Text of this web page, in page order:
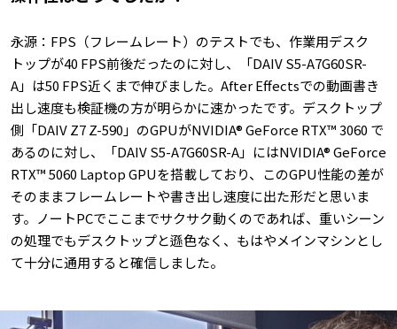
永源：FPS（フレームレート）のテストでも、作業用デスク
トップが40 FPS前後だったのに対し、「DAIV S5-A7G60SR-
A」は50 FPS近くまで伸びました。After Effectsでの動画書き
出し速度も検証機の方が明らかに速かったです。デスクトップ
側「DAIV Z7 Z-590」のGPUがNVIDIA® GeForce RTX™ 3060 で
あるのに対し、「DAIV S5-A7G60SR-A」にはNVIDIA® GeForce
RTX™ 5060 Laptop GPUを搭載しており、このGPU性能の差が
そのままフレームレートや書き出し速度に出た形だと思いま
す。ノートPCでここまでサクサク動くのであれば、重いシーン
の処理でもデスクトップと遜色なく、もはやメインマシンとし
て十分に通用すると確信しました。